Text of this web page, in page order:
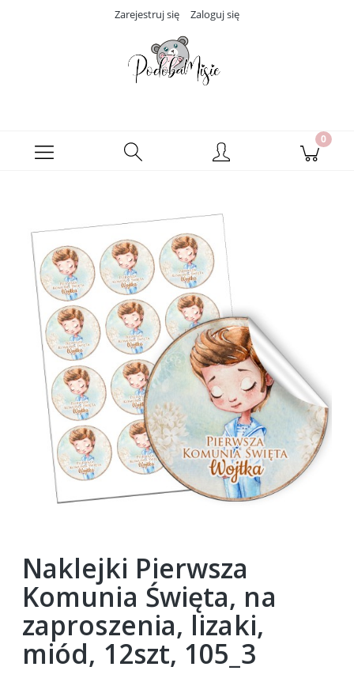
Zarejestruj się Zaloguj się
Naklejki Pierwsza
Komunia Święta, na
zaproszenia, lizaki,
miód, 12szt, 105_3